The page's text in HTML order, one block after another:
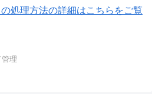
処理方法の詳細はこちらをご覧
理